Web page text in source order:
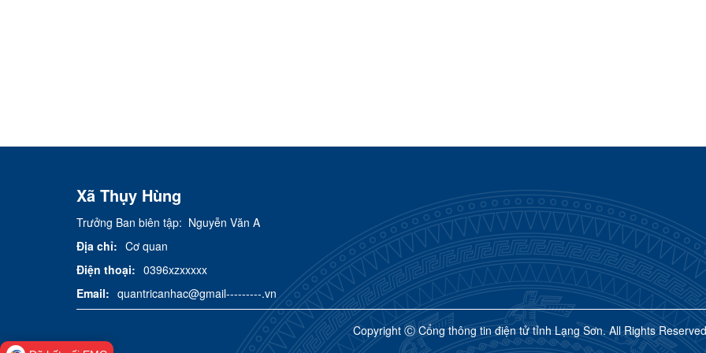
Xã Thụy Hùng
Trưởng Ban biên tập: Nguyễn Văn A
Địa chỉ: Cơ quan
Điện thoại: 0396xzxxxxx
Email: quantricanhac@gmail---------.vn
Copyright Ⓒ Cổng thông tin điện tử tỉnh Lạng Sơn. All Rights Reserved